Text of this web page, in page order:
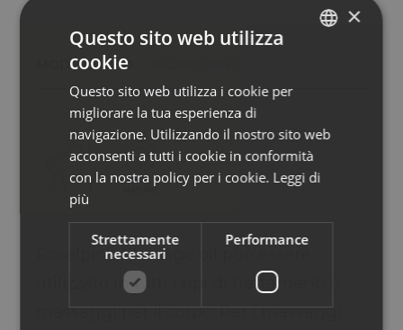
MODO D´USO
Rosalpina Massage oil può essere
utilizzato in tutti i tipi di trattamenti e
massaggi per il corpo. Per i massaggi
GERMAN
×
Questo sito web utilizza
cookie
Questo sito web utilizza i cookie per
migliorare la tua esperienza di
navigazione. Utilizzando il nostro sito web
acconsenti a tutti i cookie in conformità
con la nostra policy per i cookie. Leggi di
più
Strettamente
necessari
Performance